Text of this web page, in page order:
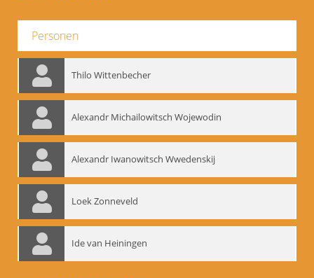
Personen
Thilo Wittenbecher
Alexandr Michailowitsch Wojewodin
Alexandr Iwanowitsch Wwedenskij
Loek Zonneveld
Ide van Heiningen